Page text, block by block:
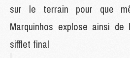
sur le terrain pour que
Marquinhos explose ainsi
sifflet final